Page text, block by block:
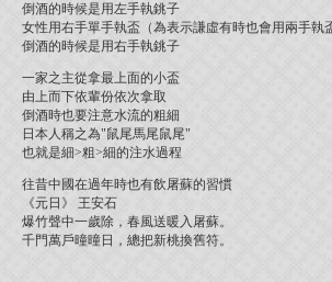
倒酒的時候是用左手執銚子
女性用右手單手執盃（為表示謙虛有時也會用兩手執
倒酒的時候是用右手執銚子
一家之主從拿最上面的小盃
由上而下依輩份依次拿取
倒酒時也要注意水流的粗細
日本人稱之為"鼠尾馬尾鼠尾"
也就是細>粗>細的注水過程
往昔中國在過年時也有飲屠蘇的習慣
《元日》 王安石
爆竹聲中一歲除，春風送暖入屠蘇。
千門萬戶曈曈日，總把新桃換舊符。